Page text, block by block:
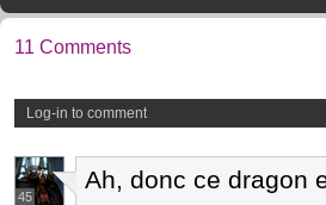
11 Comments
Log-in to comment
45
Ah, donc ce dragon